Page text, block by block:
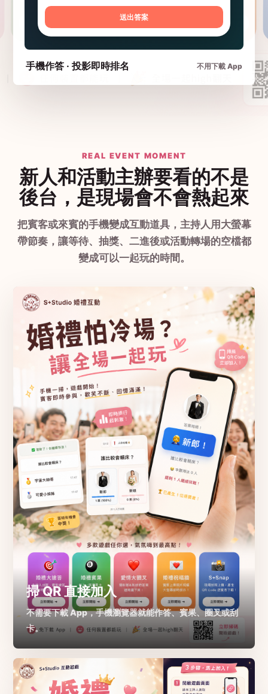
送出答案
手機作答 · 投影即時排名 不用下載 App
REAL EVENT MOMENT
新人和活動主辦要看的不是
後台，是現場會不會熱起來
把賓客或來賓的手機變成互動道具，主持人用大螢幕
帶節奏，讓等待、抽獎、二進後或活動轉場的空檔都
變成可以一起玩的時間。
掃 QR 直接加入
不需要下載 App，手機瀏覽器就能作答、賓果、圈叉或刮
卡。